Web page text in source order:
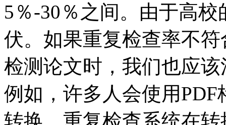
5％-30％之间。由于高
伏。如果重复检查率不
检测论文时，我们也应
例如，许多人会使用